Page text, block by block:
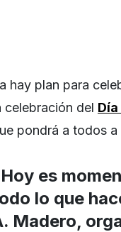
hay plan para
celebración del
pondrá a todos a
es
lo que
Madero,